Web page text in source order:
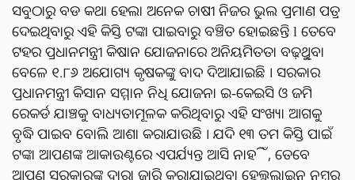
ସବୁଠାରୁ ବଡ କଥା ହେଲା ଅନେକ ଚାଷୀ ନିଜର ଭୁଲ ପ୍ରମାଣ ପତ୍ର
ଦେଇଥିବାରୁ ଏହି କିସ୍ତି ଟଙ୍କା ପାଇବାରୁ ବଞ୍ଚିତ ହୋଇଛନ୍ତି l ତେବେ
ଟହର ପ୍ରଧାନମନ୍ତ୍ରୀ କିଷାନ ଯୋଜନାରେ ଅନିୟମିତତା ବଢ଼ୁଥିବା
ବେଳେ ୧.୮୬ ଅଯୋଗ୍ୟ କୃଷକଙ୍କୁ ବାଦ ଦିଆଯାଇଛି । ସରକାର
ପ୍ରଧାନମନ୍ତ୍ରୀ କିସାନ ସମ୍ମାନ ନିଧି ଯୋଜନା ଇ-କେଇସି ଓ ଜମି
ରେକର୍ଡ ଯାଞ୍ଚକୁ ବାଧ୍ୟତାମୂଳକ କରିଥିବାରୁ ଏହି ସଂଖ୍ୟା ଆଗକୁ
ବୃଦ୍ଧି ପାଇବ ବୋଲି ଆଶା କରାଯାଉଛି । ଯଦି ୧୩ ତମ କିସ୍ତି ପାଇଁ
ଟଙ୍କା ଆପଣଙ୍କ ଆକାଉଣ୍ଟରେ ଏପର୍ଯ୍ୟନ୍ତ ଆସି ନାହିଁ, ତେବେ
ଆପଣ ସରକାରଙ୍କ ଦ୍ୱାରା ଜାରି କରାଯାଇଥିବା ହେଲ୍ପଲାଇନ ନମ୍ବର